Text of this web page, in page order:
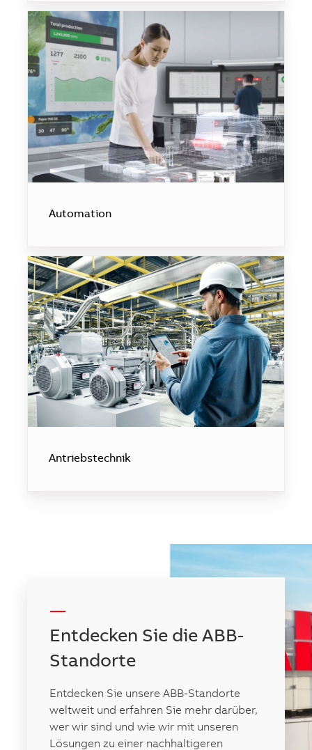
Automation
Antriebstechnik
-----
Entdecken Sie die ABB-
Standorte
Entdecken Sie unsere ABB-Standorte
weltweit und erfahren Sie mehr darüber,
wer wir sind und wie wir mit unseren
Lösungen zu einer nachhaltigeren